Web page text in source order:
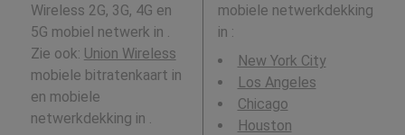
Wireless 2G, 3G, 4G en
5G mobiel netwerk in .
Zie ook: Union Wireless
mobiele bitratenkaart in
en mobiele
netwerkdekking in .
mobiele netwerkdekking
in :
New York City
Los Angeles
Chicago
Houston